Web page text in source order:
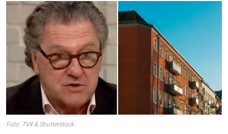
Foto: TV4 & Shutterstock